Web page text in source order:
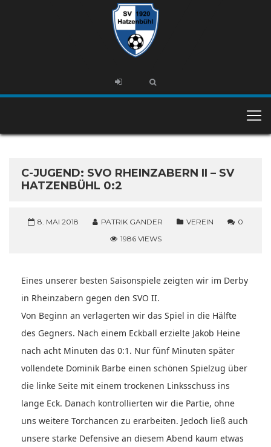
C-JUGEND: SVO RHEINZABERN II – SV
HATZENBÜHL 0:2
8. MAI 2018 PATRIK GANDER VEREIN
0
1986 VIEWS
Eines unserer besten Saisonspiele zeigten wir im Derby
in Rheinzabern gegen den SVO II.
Von Beginn an verlagerten wir das Spiel in die Hälfte
des Gegners. Nach einem Eckball erzielte Jakob Heine
nach acht Minuten das 0:1. Nur fünf Minuten später
vollendete Dominik Barbe einen schönen Spielzug über
die linke Seite mit einem trockenen Linksschuss ins
lange Eck. Danach kontrollierten wir die Partie, ohne
uns weitere Torchancen zu erarbeiten. Jedoch ließ auch
unsere starke Defensive an diesem Abend kaum etwas